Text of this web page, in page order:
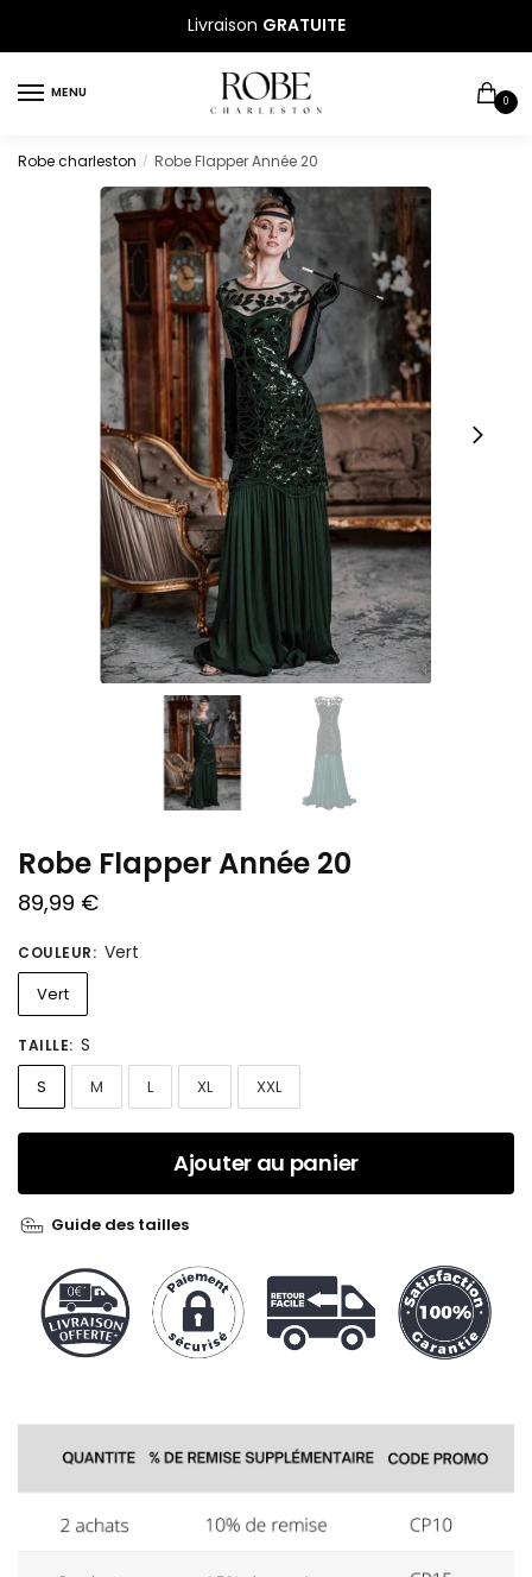
navigation
Livraison GRATUITE
MENU
0
Robe charleston / Robe Flapper Année 20
Robe Flapper Année 20
89,99 €
COULEUR: Vert
Vert
TAILLE: S
S M L XL XXL
Ajouter au panier
Guide des tailles